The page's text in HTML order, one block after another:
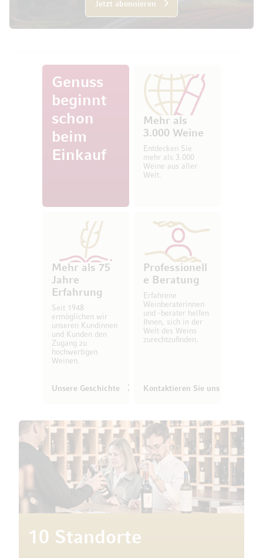
Jetzt abonnieren
Genuss
beginnt
schon
beim
Einkauf
Mehr als
3.000 Weine
Entdecken Sie
mehr als 3.000
Weine aus aller
Welt.
Mehr als 75
Jahre
Erfahrung
Seit 1948
ermöglichen wir
unseren Kundinnen
und Kunden den
Zugang zu
hochwertigen
Weinen.
Unsere Geschichte
Professionell
e Beratung
Erfahrene
Weinberaterinnen
und -berater helfen
Ihnen, sich in der
Welt des Weins
zurechtzufinden.
Kontaktieren Sie uns
10 Standorte